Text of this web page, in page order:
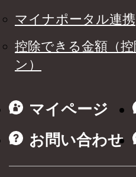
マイナポータル連携
控除できる金額（
ン）
マイページ
お問い合わせ